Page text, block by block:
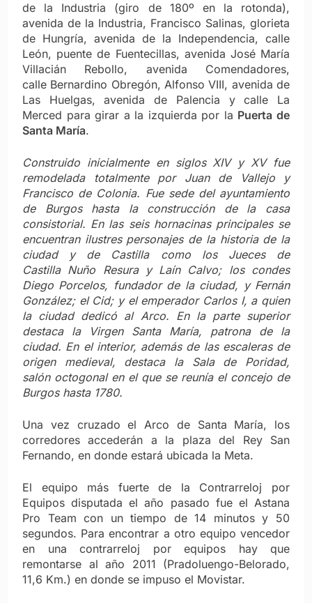
de la Industria (giro de 180º en la rotonda),
avenida de la Industria, Francisco Salinas, glorieta
de Hungría, avenida de la Independencia, calle
León, puente de Fuentecillas, avenida José María
Villacián Rebollo, avenida Comendadores,
calle Bernardino Obregón, Alfonso VIII, avenida de
Las Huelgas, avenida de Palencia y calle La
Merced para girar a la izquierda por la Puerta de
Santa María.
Construido inicialmente en siglos XIV y XV fue
remodelada totalmente por Juan de Vallejo y
Francisco de Colonia. Fue sede del ayuntamiento
de Burgos hasta la construcción de la casa
consistorial. En las seis hornacinas principales se
encuentran ilustres personajes de la historia de la
ciudad y de Castilla como los Jueces de
Castilla Nuño Resura y Laín Calvo; los condes
Diego Porcelos, fundador de la ciudad, y Fernán
González; el Cid; y el emperador Carlos I, a quien
la ciudad dedicó al Arco. En la parte superior
destaca la Virgen Santa María, patrona de la
ciudad. En el interior, además de las escaleras de
origen medieval, destaca la Sala de Poridad,
salón octogonal en el que se reunía el concejo de
Burgos hasta 1780.
Una vez cruzado el Arco de Santa María, los
corredores accederán a la plaza del Rey San
Fernando, en donde estará ubicada la Meta.
El equipo más fuerte de la Contrarreloj por
Equipos disputada el año pasado fue el Astana
Pro Team con un tiempo de 14 minutos y 50
segundos. Para encontrar a otro equipo vencedor
en una contrarreloj por equipos hay que
remontarse al año 2011 (Pradoluengo-Belorado,
11,6 Km.) en donde se impuso el Movistar.